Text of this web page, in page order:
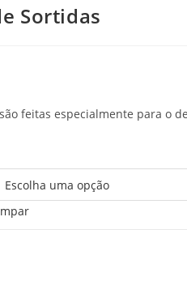
Sortidas
feitas especialmente para o